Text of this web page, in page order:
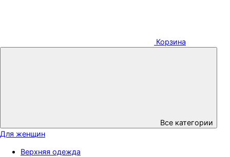
Корзина
Все категории
Для женщин
Верхняя одежда